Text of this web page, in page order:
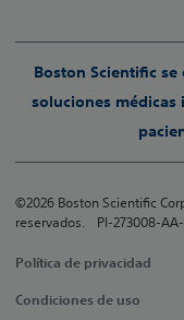
Boston Scientific
soluciones médicas
©2026 Boston Scientific
reservados. PI-273008-
Política de privacidad
Condiciones de uso